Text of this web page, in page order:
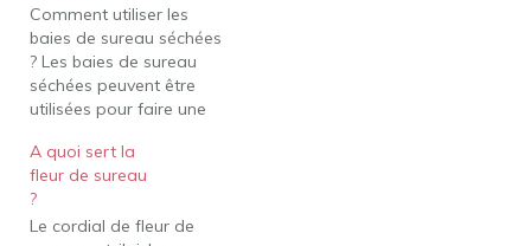
Comment utiliser les
baies de sureau séchées
? Les baies de sureau
séchées peuvent être
utilisées pour faire une
excellente idée pour ceux
qui veulent la puissance
du sirop sans le miel. Les
baies de sureau séchées
A quoi sert la
fleur de sureau
?
Le cordial de fleur de